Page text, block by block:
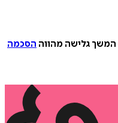
המשך גלישה מהווה הסכמה